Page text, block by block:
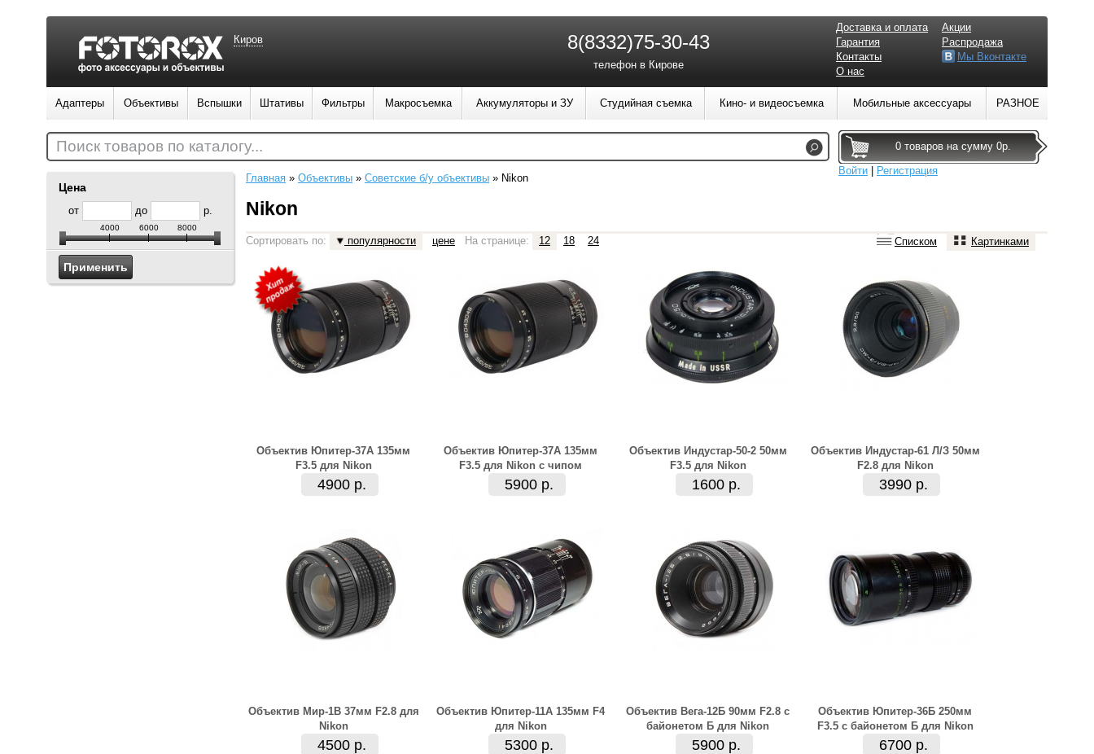
Цена
от до р.
4000 6000 8000
Главная » Объективы » Советские б/у объективы » Nikon
Nikon
Сортировать по: популярности цене На странице: 12 18 24 Списком Картинками
Объектив Юпитер-37А 135мм
F3.5 для Nikon
4900 р.
Объектив Юпитер-37А 135мм
F3.5 для Nikon с чипом
5900 р.
Объектив Индустар-50-2 50мм
F3.5 для Nikon
1600 р.
Объектив Индустар-61 Л/З 50мм
F2.8 для Nikon
3990 р.
Объектив Мир-1В 37мм F2.8 для
Nikon
4500 р.
Объектив Юпитер-11А 135мм F4
для Nikon
5300 р.
Объектив Вега-12Б 90мм F2.8 с
байонетом Б для Nikon
5900 р.
Объектив Юпитер-36Б 250мм
F3.5 с байонетом Б для Nikon
6700 р.
Киров 8(8332)75-30-43
телефон в Кирове
Доставка и оплата
Гарантия
Контакты
О нас
Акции
Распродажа
Мы Вконтакте
Адаптеры Объективы Вспышки Штативы Фильтры Макросъемка Аккумуляторы и ЗУ Студийная съемка Кино- и видеосъемка Мобильные аксессуары РАЗНОЕ
0 товаров на сумму 0р.
Войти
Регистрация
Поиск товаров по каталогу...